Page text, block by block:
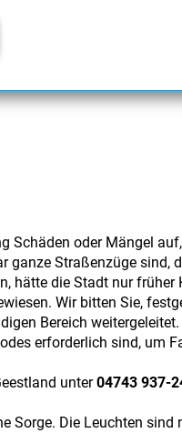
oder Mängel
ganze Straßenzüge sind,
hätte die Stadt nur
Wir bitten Sie,
Bereich
erforderlich sind, um
unter04743 937-
Sorge. Die Leuchten